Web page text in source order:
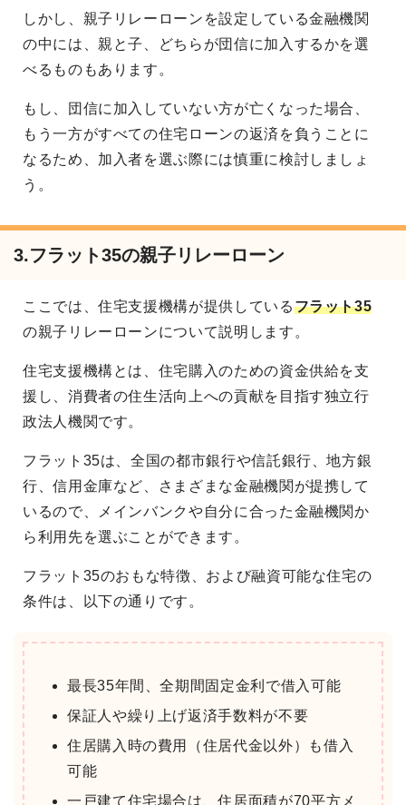
しかし、親子リレーローンを設定している金融機関
の中には、親と子、どちらが団信に加入するかを選
べるものもあります。
もし、団信に加入していない方が亡くなった場合、
もう一方がすべての住宅ローンの返済を負うことに
なるため、加入者を選ぶ際には慎重に検討しましょ
う。
3.フラット35の親子リレーローン
ここでは、住宅支援機構が提供しているフラット35
の親子リレーローンについて説明します。
住宅支援機構とは、住宅購入のための資金供給を支
援し、消費者の住生活向上への貢献を目指す独立行
政法人機関です。
フラット35は、全国の都市銀行や信託銀行、地方銀
行、信用金庫など、さまざまな金融機関が提携して
いるので、メインバンクや自分に合った金融機関か
ら利用先を選ぶことができます。
フラット35のおもな特徴、および融資可能な住宅の
条件は、以下の通りです。
最長35年間、全期間固定金利で借入可能
保証人や繰り上げ返済手数料が不要
住居購入時の費用（住居代金以外）も借入
可能
一戸建て住宅場合は、住居面積が70平方メ